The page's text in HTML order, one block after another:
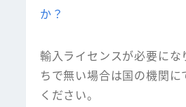
か？
輸入ライセンスが必要にな
ちで無い場合は国の機関に
ください。